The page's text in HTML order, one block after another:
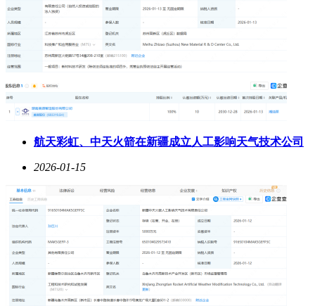
航天彩虹、中天火箭在新疆成立人工影响天气技术公司
2026-01-15